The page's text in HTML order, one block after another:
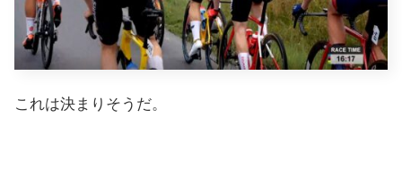
これは決まりそうだ。